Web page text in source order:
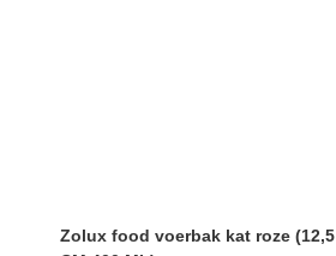
Zolux food voerbak kat roze (12,5